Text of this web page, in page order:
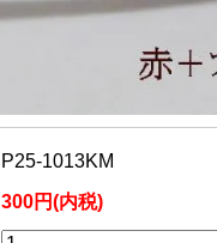
P25-1013KM
300円(内税)